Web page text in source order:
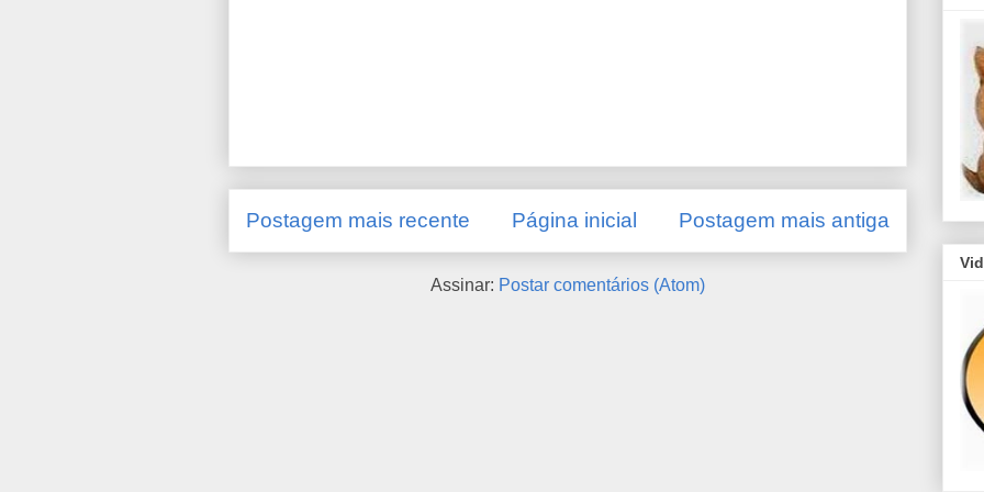
Postagem mais recente Postagem mais antiga
Página inicial
Assinar: Postar comentários (Atom)